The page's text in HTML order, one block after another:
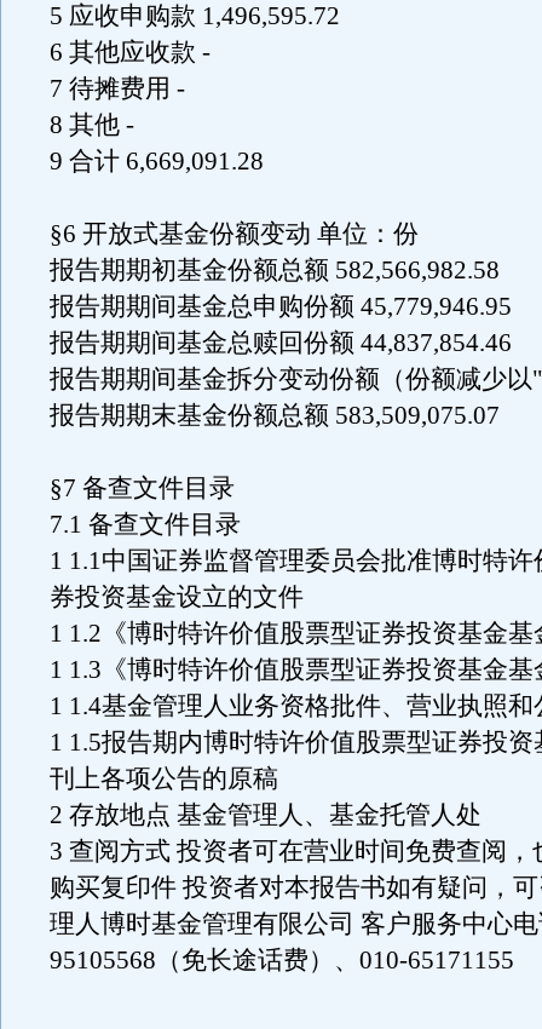
5 应收申购款 1,496,595.72
6 其他应收款 -
7 待摊费用 -
8 其他 -
9 合计 6,669,091.28
§6 开放式基金份额变动 单位：份
报告期期初基金份额总额 582,566,982.58
报告期期间基金总申购份额 45,779,946.95
报告期期间基金总赎回份额 44,837,854.46
报告期期间基金拆分变动份额（份额减少
报告期期末基金份额总额 583,509,075.07
§7 备查文件目录
7.1 备查文件目录
1 1.1中国证券监督管理委员会批准博时特
券投资基金设立的文件
1 1.2《博时特许价值股票型证券投资基金基
1 1.3《博时特许价值股票型证券投资基金
1 1.4基金管理人业务资格批件、营业执照和
1 1.5报告期内博时特许价值股票型证券投
刊上各项公告的原稿
2 存放地点 基金管理人、基金托管人处
3 查阅方式 投资者可在营业时间免费查阅，
购买复印件 投资者对本报告书如有疑问，
理人博时基金管理有限公司 客户服务中心
95105568（免长途话费）、010-65171155